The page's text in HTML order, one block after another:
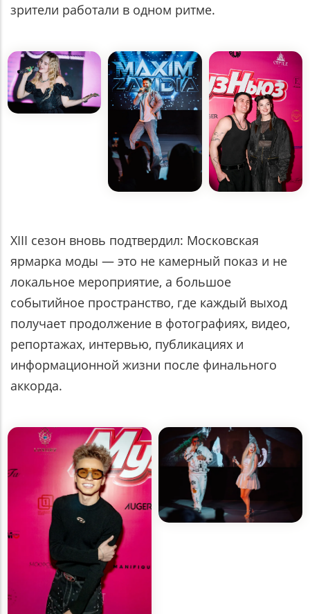
зрители работали в одном ритме.
XIII сезон вновь подтвердил: Московская
ярмарка моды — это не камерный показ и не
локальное мероприятие, а большое
событийное пространство, где каждый выход
получает продолжение в фотографиях, видео,
репортажах, интервью, публикациях и
информационной жизни после финального
аккорда.